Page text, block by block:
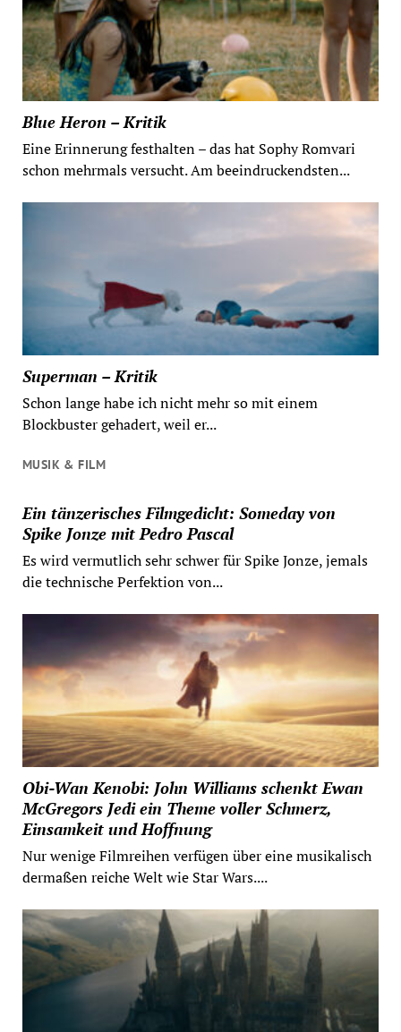
Blue Heron – Kritik
Eine Erinnerung festhalten – das hat Sophy Romvari
schon mehrmals versucht. Am beeindruckendsten...
Superman – Kritik
Schon lange habe ich nicht mehr so mit einem
Blockbuster gehadert, weil er...
MUSIK & FILM
Ein tänzerisches Filmgedicht: Someday von
Spike Jonze mit Pedro Pascal
Es wird vermutlich sehr schwer für Spike Jonze, jemals
die technische Perfektion von...
Obi-Wan Kenobi: John Williams schenkt Ewan
McGregors Jedi ein Theme voller Schmerz,
Einsamkeit und Hoffnung
Nur wenige Filmreihen verfügen über eine musikalisch
dermaßen reiche Welt wie Star Wars....